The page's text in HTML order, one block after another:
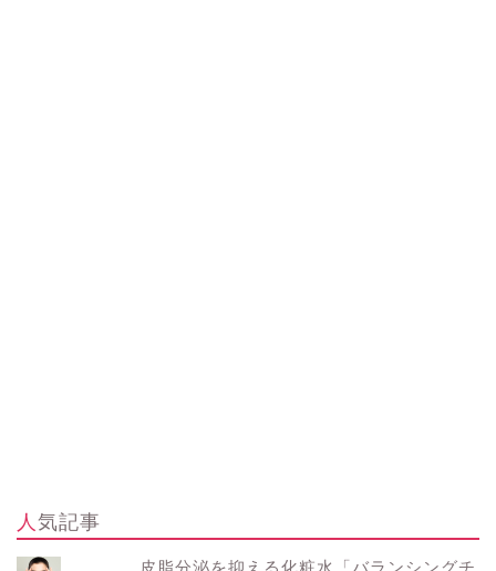
人気記事